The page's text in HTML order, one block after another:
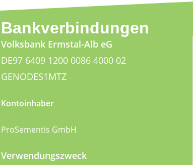
Bankverbindungen
Volksbank Ermstal-Alb eG
DE97 6409 1200 0086 4000 02
GENODES1MTZ
Kontoinhaber
ProSementis GmbH
Verwendungszweck